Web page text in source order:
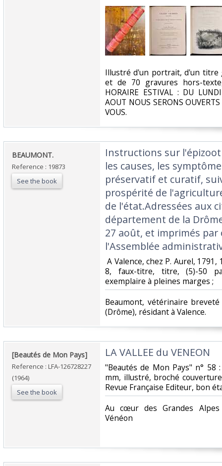
‎Illustré d'un portrait, d'un titre
et de 70 gravures hors-
HORAIRE ESTIVAL : DU
AOUT NOUS SERONS
VOUS.‎
‎BEAUMONT.‎
Reference : 19873
See the book
‎Instructions sur
les causes, les
préservatif et curatif,
prospérité de
de l'état.Adressées aux
département de la
27 août, et imprimés
l'Assemblée
A Valence, chez P. Aurel,
8, faux-titre, titre, (5)-50
exemplaire à pleines marges ; ‎
‎Beaumont, vétérinaire
(Drôme), résidant à Valence. ‎
‎[Beautés de Mon Pays]‎
Reference : LFA-126728227
(1964)
See the book
‎LA VALLEE du VENEON‎
‎"Beautés de Mon Pays" n°
mm, illustré, broché
Revue Française Editeur, bon
‎Au cœur des Grandes
Vénéon‎